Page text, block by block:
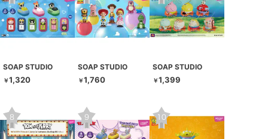
SOAP STUDIO
￥1,320
SOAP STUDIO
￥1,760
SOAP STUDIO
￥1,399